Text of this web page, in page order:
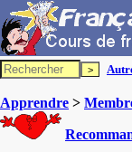
Apprendre >